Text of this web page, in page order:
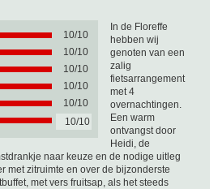
10/10
10/10
10/10
10/10
10/10
10/10
In de Floreffe
hebben wij
genoten van een
zalig
fietsarrangement
met 4
overnachtingen.
Een warm
ontvangst door
Heidi, de
naar keuze en de nodige uitleg
met zitruimte en over de bijzonderste
met vers fruitsap, als het steeds